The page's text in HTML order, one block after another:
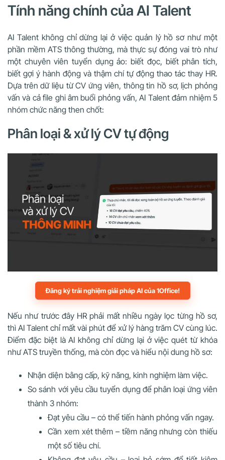
Tính năng chính của AI Talent
AI Talent không chỉ dừng lại ở việc quản lý hồ sơ như một
phần mềm ATS thông thường, mà thực sự đóng vai trò như
một chuyên viên tuyển dụng ảo: biết đọc, biết phân tích,
biết gợi ý hành động và thậm chí tự động thao tác thay HR.
Dựa trên dữ liệu từ CV ứng viên, thông tin hồ sơ, lịch phỏng
vấn và cả file ghi âm buổi phỏng vấn, AI Talent đảm nhiệm 5
nhóm chức năng then chốt:
Phân loại & xử lý CV tự động
Đăng ký trải nghiệm giải pháp AI của 1Office!
Nếu như trước đây HR phải mất nhiều ngày lọc từng hồ sơ,
thì AI Talent chỉ mất vài phút để xử lý hàng trăm CV cùng lúc.
Điểm đặc biệt là AI không chỉ dừng lại ở việc quét từ khóa
như ATS truyền thống, mà còn đọc và hiểu nội dung hồ sơ:
Nhận diện bằng cấp, kỹ năng, kinh nghiệm làm việc.
So sánh với yêu cầu tuyển dụng để phân loại ứng viên
thành 3 nhóm:
Đạt yêu cầu – có thể tiến hành phỏng vấn ngay.
Cần xem xét thêm – tiềm năng nhưng còn thiếu
một số tiêu chí.